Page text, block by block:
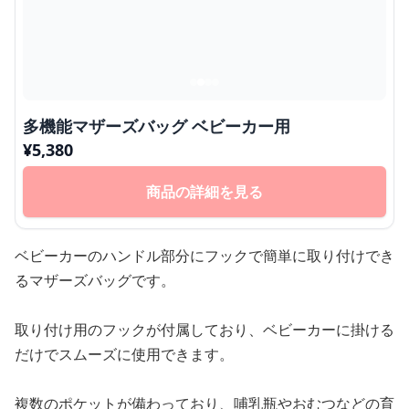
多機能マザーズバッグ ベビーカー用
¥5,380
商品の詳細を見る
ベビーカーのハンドル部分にフックで簡単に取り付けでき
るマザーズバッグです。
取り付け用のフックが付属しており、ベビーカーに掛ける
だけでスムーズに使用できます。
複数のポケットが備わっており、哺乳瓶やおむつなどの育